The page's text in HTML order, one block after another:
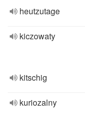
heutzutage
kiczowaty
kitschig
kuriozalny